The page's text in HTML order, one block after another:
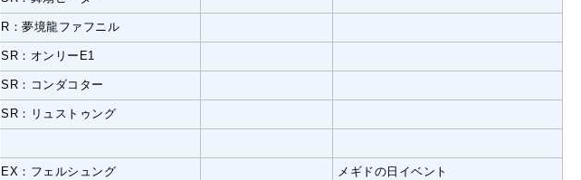
R：夢境龍ファフニル
SR：オンリーE1
SR：コンダコター
SR：リュストゥング
EX：フェルシュング メギドの日イベント